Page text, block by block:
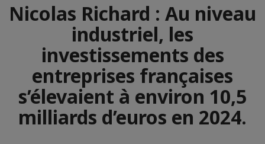
Nicolas Richard : Au niveau
industriel, les
investissements des
entreprises françaises
s’élevaient à environ 10,5
milliards d’euros en 2024.